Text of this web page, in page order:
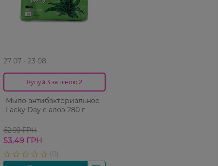
27 07 - 23 08
Купуй 3 за ціною 2
Мыло антибактериальное
Lacky Day с алоэ 280 г
62,99 ГРН
53,49 ГРН